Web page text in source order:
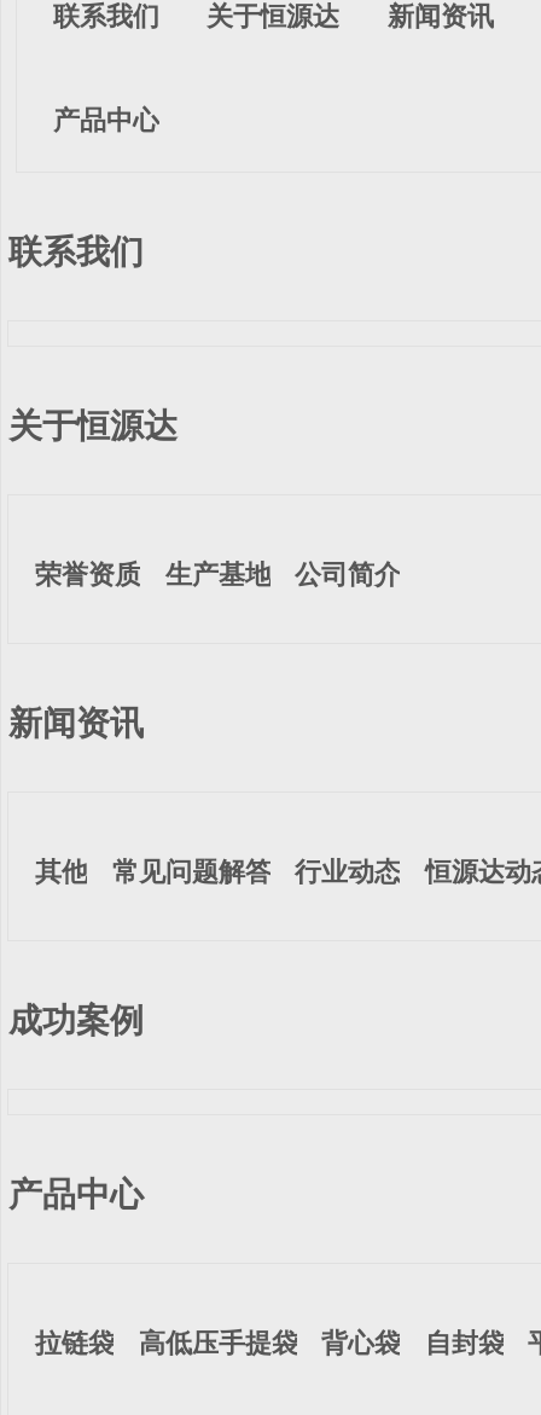
联系我们 关于恒源达 新闻资讯
产品中心
联系我们
关于恒源达
荣誉资质 生产基地 公司简介
新闻资讯
其他 常见问题解答 行业动态 恒源达动
成功案例
产品中心
拉链袋 高低压手提袋 背心袋 自封袋